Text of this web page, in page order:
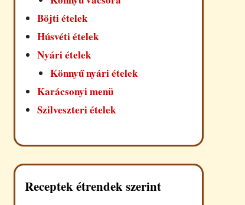
Böjti ételek
Húsvéti ételek
Nyári ételek
Könnyű nyári ételek
Karácsonyi menü
Szilveszteri ételek
Receptek étrendek szerint